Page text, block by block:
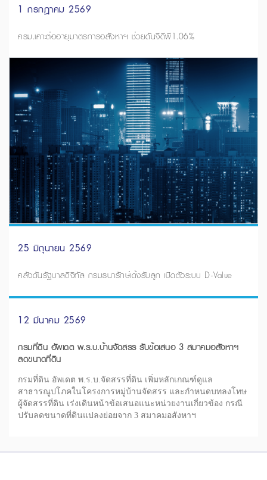
1 กรกฎาคม 2569
ครม.เคาะต่ออายุมาตรการอสังหาฯ ช่วยดันจีดีพี1.06%
25 มิถุนายน 2569
คลังดันรัฐบาลดิจิทัล กรมธนารักษ์เด้งรับลูก เปิดตัวระบบ D-Value
12 มีนาคม 2569
กรมที่ดิน อัพเดต พ.ร.บ.บ้านจัดสรร รับข้อเสนอ 3 สมาคมอสังหาฯ
ลดขนาดที่ดิน
กรมที่ดิน อัพเดต พ.ร.บ.จัดสรรที่ดิน เพิ่มหลักเกณฑ์ดูแล
สาธารณูปโภคในโครงการหมู่บ้านจัดสรร และกำหนดบทลงโทษ
ผู้จัดสรรที่ดิน เร่งเดินหน้าข้อเสนอแนะหน่วยงานเกี่ยวข้อง กรณี
ปรับลดขนาดที่ดินแปลงย่อยจาก 3 สมาคมอสังหาฯ